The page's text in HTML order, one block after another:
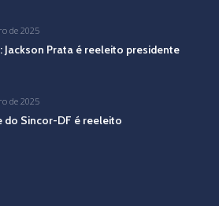
de 2025
Jackson Prata é reeleito presidente
de 2025
do Sincor-DF é reeleito